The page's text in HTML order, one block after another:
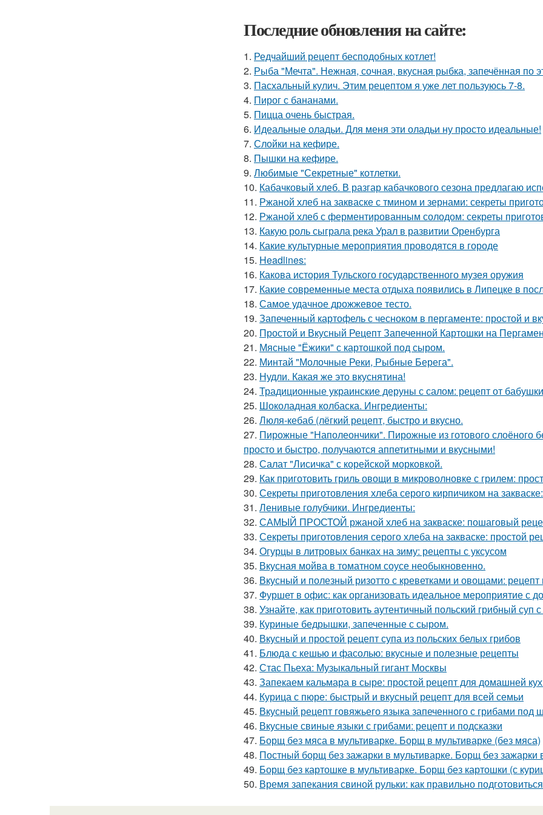
Последние обновления на сайте:
1. Редчайший рецепт бесподобных котлет!
2. Рыба "Мечта". Нежная, сочная, вкусная рыбка, запечённая по
3. Пасхальный кулич. Этим рецептом я уже лет пользуюсь 7-8.
4. Пирог с бананами.
5. Пицца очень быстрая.
6. Идеальные оладьи. Для меня эти оладьи ну просто идеальные!
7. Слойки на кефире.
8. Пышки на кефире.
9. Любимые "Секретные" котлетки.
10. Кабачковый хлеб. В разгар кабачкового сезона предлагаю
11. Ржаной хлеб на закваске с тмином и зернами: секреты
12. Ржаной хлеб с ферментированным солодом: секреты
13. Какую роль сыграла река Урал в развитии Оренбурга
14. Какие культурные мероприятия проводятся в городе
15. Headlines:
16. Какова история Тульского государственного музея оружия
17. Какие современные места отдыха появились в Липецке в
18. Самое удачное дрожжевое тесто.
19. Запеченный картофель с чесноком в пергаменте: простой и
20. Простой и Вкусный Рецепт Запеченной Картошки на
21. Мясные "Ёжики" с картошкой под сыром.
22. Минтай "Молочные Реки, Рыбные Берега".
23. Нудли. Какая же это вкуснятина!
24. Традиционные украинские деруны с салом: рецепт от бабушки
25. Шоколадная колбаска. Ингредиенты:
26. Люля-кебаб (лёгкий рецепт, быстро и вкусно.
27. Пирожные "Наполеончики". Пирожные из готового слоёного
просто и быстро, получаются аппетитными и вкусными!
28. Салат "Лисичка" с корейской морковкой.
29. Как приготовить гриль овощи в микроволновке с грилем:
30. Секреты приготовления хлеба серого кирпичиком на
31. Ленивые голубчики. Ингредиенты:
32. САМЫЙ ПРОСТОЙ ржаной хлеб на закваске: пошаговый
33. Секреты приготовления серого хлеба на закваске: простой
34. Огурцы в литровых банках на зиму: рецепты с уксусом
35. Вкусная мойва в томатном соусе необыкновенно.
36. Вкусный и полезный ризотто с креветками и овощами: рецепт
37. Фуршет в офис: как организовать идеальное мероприятие с
38. Узнайте, как приготовить аутентичный польский грибный
39. Куриные бедрышки, запеченные с сыром.
40. Вкусный и простой рецепт супа из польских белых грибов
41. Блюда с кешью и фасолью: вкусные и полезные рецепты
42. Стас Пьеха: Музыкальный гигант Москвы
43. Запекаем кальмара в сыре: простой рецепт для домашней
44. Курица с пюре: быстрый и вкусный рецепт для всей семьи
45. Вкусный рецепт говяжьего языка запеченного с грибами под
46. Вкусные свиные языки с грибами: рецепт и подсказки
47. Борщ без мяса в мультиварке. Борщ в мультиварке (без мяса)
48. Постный борщ без зажарки в мультиварке. Борщ без зажарки
49. Борщ без картошке в мультиварке. Борщ без картошки (с
50. Время запекания свиной рульки: как правильно подготовиться